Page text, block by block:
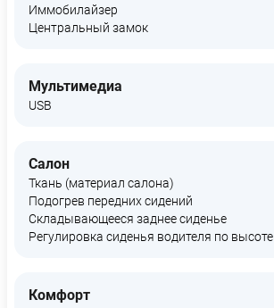
Иммобилайзер
Центральный замок
Мультимедиа
USB
Салон
Ткань (материал салона)
Подогрев передних сидений
Складывающееся заднее сиденье
Регулировка сиденья водителя по высоте
Комфорт